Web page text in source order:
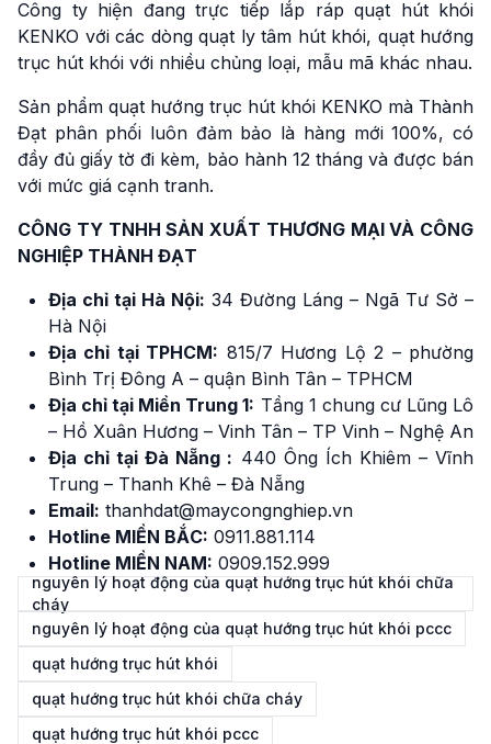
Công ty hiện đang trực tiếp lắp ráp quạt hút khói
KENKO với các dòng quạt ly tâm hút khói, quạt hướng
trục hút khói với nhiều chủng loại, mẫu mã khác nhau.
Sản phẩm quạt hướng trục hút khói KENKO mà Thành
Đạt phân phối luôn đảm bảo là hàng mới 100%, có
đầy đủ giấy tờ đi kèm, bảo hành 12 tháng và được bán
với mức giá cạnh tranh.
CÔNG TY TNHH SẢN XUẤT THƯƠNG MẠI VÀ CÔNG
NGHIỆP THÀNH ĐẠT
Địa chỉ tại Hà Nội: 34 Đường Láng – Ngã Tư Sở –
Hà Nội
Địa chỉ tại TPHCM: 815/7 Hương Lộ 2 – phường
Bình Trị Đông A – quận Bình Tân – TPHCM
Địa chỉ tại Miền Trung 1: Tầng 1 chung cư Lũng Lô
– Hồ Xuân Hương – Vinh Tân – TP Vinh – Nghệ An
Địa chỉ tại Đà Nẵng : 440 Ông Ích Khiêm – Vĩnh
Trung – Thanh Khê – Đà Nẵng
Email: thanhdat@maycongnghiep.vn
Hotline MIỀN BẮC: 0911.881.114
Hotline MIỀN NAM: 0909.152.999
nguyên lý hoạt động của quạt hướng trục hút khói chữa
cháy
nguyên lý hoạt động của quạt hướng trục hút khói pccc
quạt hướng trục hút khói
quạt hướng trục hút khói chữa cháy
quạt hướng trục hút khói pccc